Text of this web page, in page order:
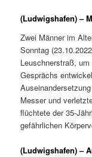
(Ludwigshafen) –
Zwei Männer im
Sonntag
Leuschnerstraß,
Gesprächs
Messer und
flüchtete der 35-
gefährlichen
(Ludwigshafen) –